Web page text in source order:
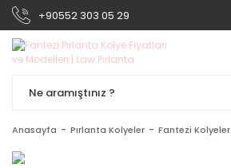
+90552 303 05 29
Anasayfa Pırlanta Kolyeler Fantezi Kolyeler